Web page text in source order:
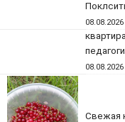
08.08.2026
08.08.2026
Свежая